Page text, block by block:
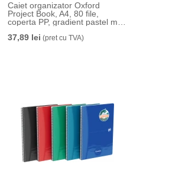
Caiet organizator Oxford
Project Book, A4, 80 file,
coperta PP, gradient pastel mix
37,89 lei (pret cu TVA)